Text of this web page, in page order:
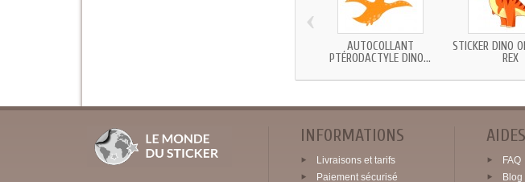
AUTOCOLLANT
PTÉRODACTYLE DINO...
STICKER DINO
REX
‹
INFORMATIONS
Livraisons et tarifs
Paiement sécurisé
FAQ
Blog